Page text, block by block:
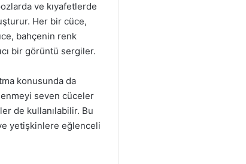
ve kıyafetlerde
Her bir cüce,
bahçenin renk
bir görüntü sergiler.
konusunda da
seven cüceler
de kullanılabilir. Bu
yetişkinlere eğlenceli